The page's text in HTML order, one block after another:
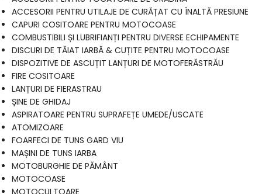
ACCESORII PENTRU UTILAJE DE CURĂȚAT CU ÎNALTĂ PRESIUNE
CAPURI COSITOARE PENTRU MOTOCOASE
COMBUSTIBILI ȘI LUBRIFIANȚI PENTRU DIVERSE ECHIPAMENTE
DISCURI DE TĂIAT IARBĂ & CUȚITE PENTRU MOTOCOASE
DISPOZITIVE DE ASCUȚIT LANȚURI DE MOTOFERĂSTRĂU
FIRE COSITOARE
LANȚURI DE FIERASTRAU
ȘINE DE GHIDAJ
ASPIRATOARE PENTRU SUPRAFEȚE UMEDE/USCATE
ATOMIZOARE
FOARFECI DE TUNS GARD VIU
MAȘINI DE TUNS IARBA
MOTOBURGHIE DE PĂMÂNT
MOTOCOASE
MOTOCULTOARE